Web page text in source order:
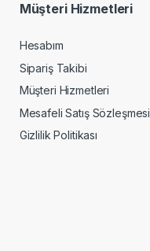
Müşteri Hizmetleri
Hesabım
Sipariş Takibi
Müşteri Hizmetleri
Mesafeli Satış Sözleşmesi
Gizlilik Politikası